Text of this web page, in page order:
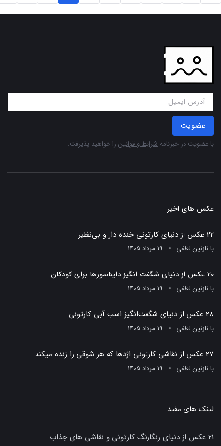
عضویت
با عضویت در خبرنامهشرایط و قوانینرا خواهید پذیرفت.
عکس های اخیر
22 عکس از دنیای کارتونی خنده دار و بی‌نظیر
بانازنین لطفی 19 مرداد 1405
20 عکس از دنیای شگفت انگیز دایناسورها برای کودکان
بانازنین لطفی 19 مرداد 1405
28 عکس از دنیای شگفت‌انگیز اسب آبی کارتونی
بانازنین لطفی 19 مرداد 1405
27 عکس از نقاشی کارتونی اژدها که هر شوقی را زنده میکند
بانازنین لطفی 19 مرداد 1405
لینک های مفید
21 عکس از دنیای رنگارنگ کارتونی و نقاشی های جذاب